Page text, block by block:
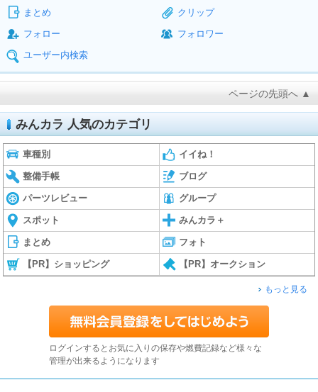
まとめ
クリップ
フォロー
フォロワー
ユーザー内検索
ページの先頭へ ▲
みんカラ 人気のカテゴリ
車種別 イイね！
整備手帳 ブログ
パーツレビュー グループ
スポット みんカラ＋
まとめ フォト
【PR】ショッピング 【PR】オークション
もっと見る
ログインするとお気に入りの保存や燃費記録など様々な
管理が出来るようになります